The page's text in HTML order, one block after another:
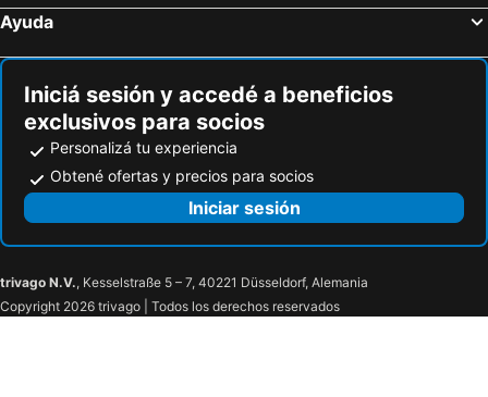
Ayuda
Iniciá sesión y accedé a beneficios
exclusivos para socios
Personalizá tu experiencia
Obtené ofertas y precios para socios
Iniciar sesión
trivago N.V., Kesselstraße 5 – 7, 40221 Düsseldorf, Alemania
Copyright 2026 trivago | Todos los derechos reservados